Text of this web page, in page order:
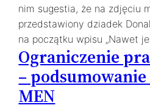
nim sugestia, że na zdjęciu
przedstawiony dziadek
na początku wpisu „Nawet
Ograniczenie
–
MEN